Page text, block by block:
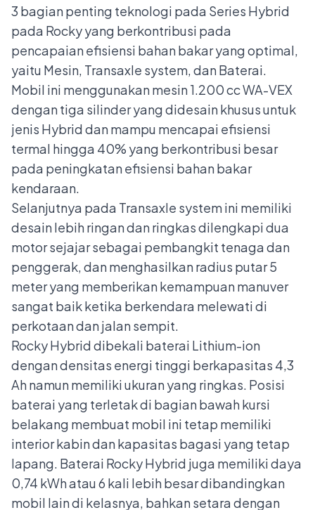
3 bagian penting teknologi pada Series Hybrid
pada Rocky yang berkontribusi pada
pencapaian efisiensi bahan bakar yang optimal,
yaitu Mesin, Transaxle system, dan Baterai.
Mobil ini menggunakan mesin 1.200 cc WA-VEX
dengan tiga silinder yang didesain khusus untuk
jenis Hybrid dan mampu mencapai efisiensi
termal hingga 40% yang berkontribusi besar
pada peningkatan efisiensi bahan bakar
kendaraan.
Selanjutnya pada Transaxle system ini memiliki
desain lebih ringan dan ringkas dilengkapi dua
motor sejajar sebagai pembangkit tenaga dan
penggerak, dan menghasilkan radius putar 5
meter yang memberikan kemampuan manuver
sangat baik ketika berkendara melewati di
perkotaan dan jalan sempit.
Rocky Hybrid dibekali baterai Lithium-ion
dengan densitas energi tinggi berkapasitas 4,3
Ah namun memiliki ukuran yang ringkas. Posisi
baterai yang terletak di bagian bawah kursi
belakang membuat mobil ini tetap memiliki
interior kabin dan kapasitas bagasi yang tetap
lapang. Baterai Rocky Hybrid juga memiliki daya
0,74 kWh atau 6 kali lebih besar dibandingkan
mobil lain di kelasnya, bahkan setara dengan